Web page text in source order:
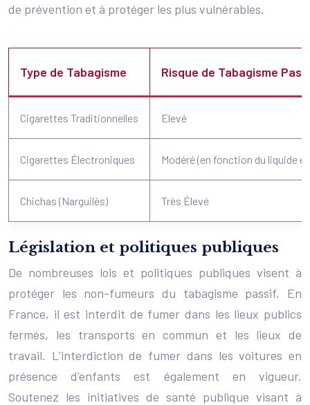
de prévention et à protéger les plus vulnérables.
Type de Tabagisme Risque de Tabagisme
Cigarettes Traditionnelles Elevé
Cigarettes Électroniques Modéré (en fonction du liquide
Chichas (Narguilés) Très Élevé
Législation et politiques publiques
De nombreuses lois et politiques publiques visent à
protéger les non-fumeurs du tabagisme passif. En
France, il est interdit de fumer dans les lieux publics
fermés, les transports en commun et les lieux de
travail. L’interdiction de fumer dans les voitures en
présence d’enfants est également en vigueur.
Soutenez les initiatives de santé publique visant à